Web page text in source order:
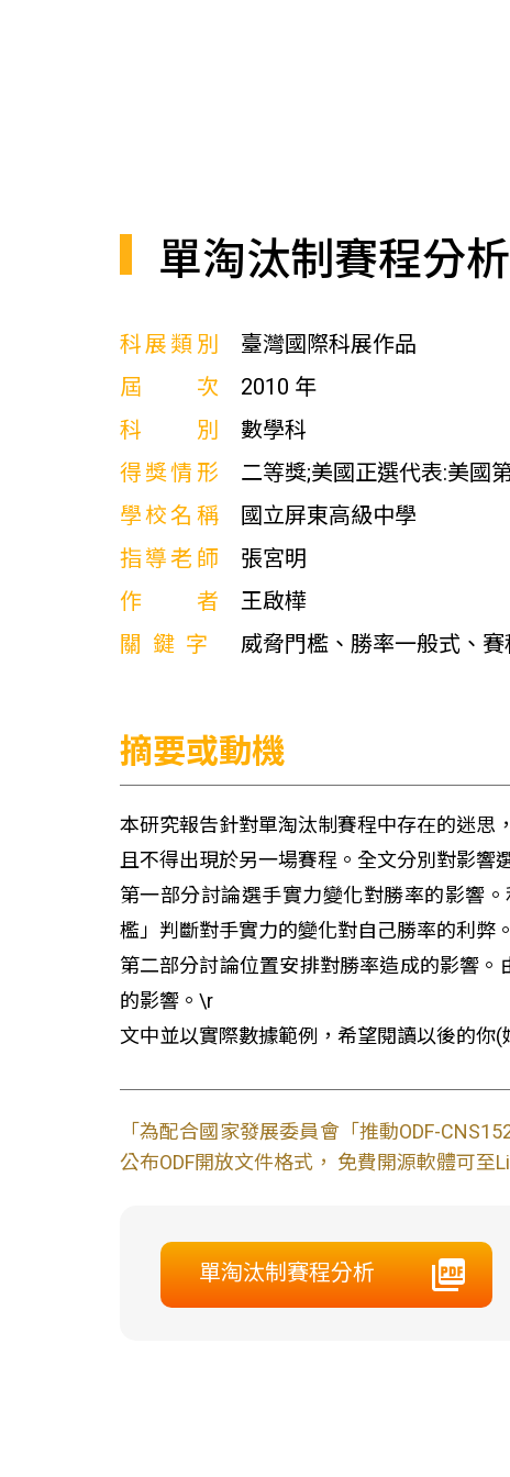
單淘汰制賽程分析
科展類別
臺灣國際科展作品
屆次
2010 年
科別
數學科
得獎情形
二等獎;美國正選代表:美國
學校名稱
國立屏東高級中學
指導老師
張宮明
作者
王啟樺
關鍵字
威脅門檻、勝率一般式、
摘要或動機
本研究報告針對單淘汰制賽程中存在的迷思
且不得出現於另一場賽程。全文分別對影
第一部分討論選手實力變化對勝率的影響
檻」判斷對手實力的變化對自己勝率的利弊
第二部分討論位置安排對勝率造成的影響
的影響。\r
文中並以實際數據範例，希望閱讀以後的你
「為配合國家發展委員會「推動ODF-
公布ODF開放文件格式， 免費開源軟體可至
單淘汰制賽程分析